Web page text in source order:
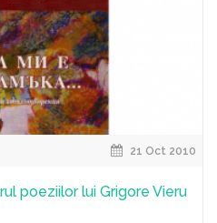
21 Oct 2010
poeziilor lui Grigore Vieru